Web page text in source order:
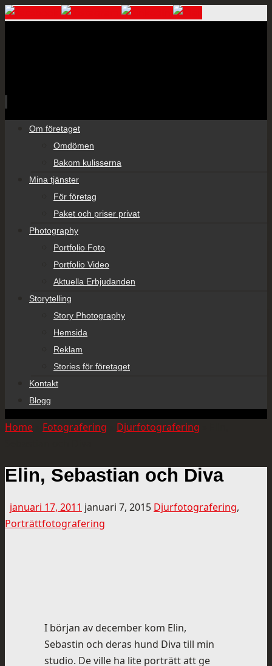
Om företaget
Omdömen
Bakom kulisserna
Mina tjänster
För företag
Paket och priser privat
Photography
Portfolio Foto
Portfolio Video
Aktuella Erbjudanden
Storytelling
Story Photography
Hemsida
Reklam
Stories för företaget
Kontakt
Blogg
Home Fotografering Djurfotografering
Elin, Sebastian och Diva
januari 17, 2011 januari 7, 2015 Djurfotografering,
Porträttfotografering
I början av december kom Elin,
Sebastin och deras hund Diva till min
studio. De ville ha lite porträtt att ge